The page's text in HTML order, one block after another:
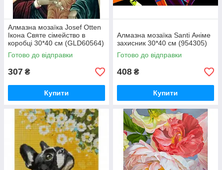
Алмазна мозаїка Josef Otten
Ікона Святе сімейство в
коробці 30*40 см (GLD60564)
Готово до відправки
307 ₴
Купити
Алмазна мозаїка Santi Аніме
захисник 30*40 см (954305)
Готово до відправки
408 ₴
Купити